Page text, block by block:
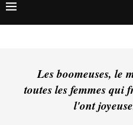
Les boomeuses, le
toutes les femmes
l'ont